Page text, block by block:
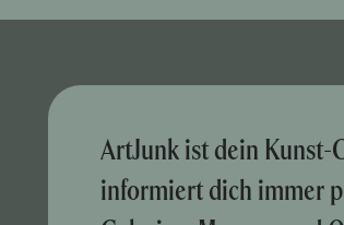
ArtJunk ist dein Kunst-
informiert dich immer